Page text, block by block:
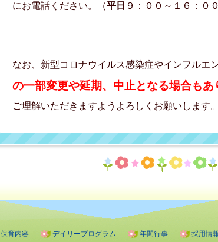
にお電話ください。（平日 ９：００～１６：００
なお、新型コロナウイルス感染症やインフルエ
の一部変更や延期、中止となる場合もあ
ご理解いただきますようよろしくお願いします。
保育内容 デイリープログラム 年間行事 採用情